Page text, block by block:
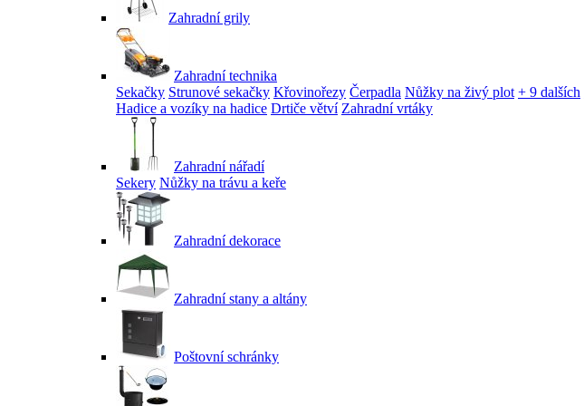
Zahradní grily
Zahradní technika
Sekačky Strunové sekačky Křovinořezy Čerpadla Nůžky na živý plot + 9 dalších
Hadice a vozíky na hadice Drtiče větví Zahradní vrtáky
Zahradní nářadí
Sekery Nůžky na trávu a keře
Zahradní dekorace
Zahradní stany a altány
Poštovní schránky